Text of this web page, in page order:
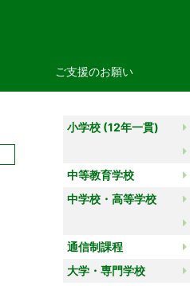
ご支援のお願い
小学校 (12年一貫)
中等教育学校
中学校・高等学校
通信制課程
大学・専門学校